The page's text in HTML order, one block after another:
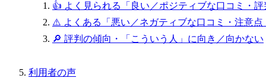
👍 よく見られる「良い／ポジティブな口コミ・評
⚠️ よくある「悪い／ネガティブな口コミ・注意点
🔎 評判の傾向・「こういう人」に向き／向かない
利用者の声